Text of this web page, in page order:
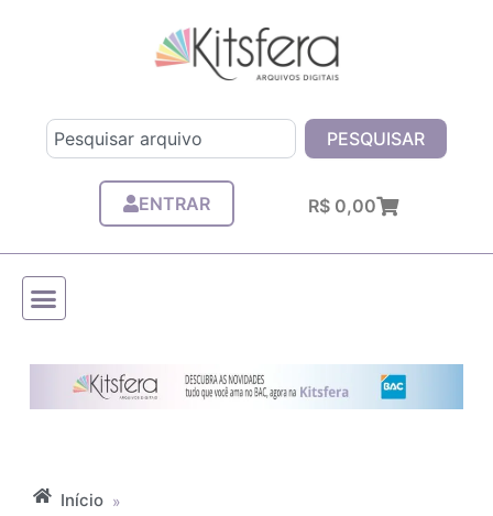
Pesquisar PESQUISAR
ENTRAR R$ 0,00Carrinho
Início »